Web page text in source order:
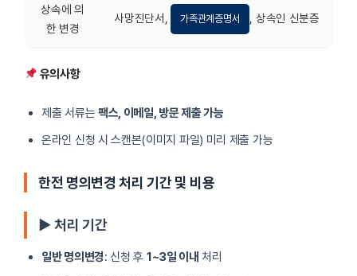
상속에 의
한 변경
사망진단서, 가족관계증명서 , 상속인 신분증
유의사항
제출 서류는 팩스, 이메일, 방문 제출 가능
온라인 신청 시 스캔본(이미지 파일) 미리 제출 가능
한전 명의변경 처리 기간 및 비용
▶ 처리 기간
일반 명의변경: 신청 후 1~3일 이내 처리